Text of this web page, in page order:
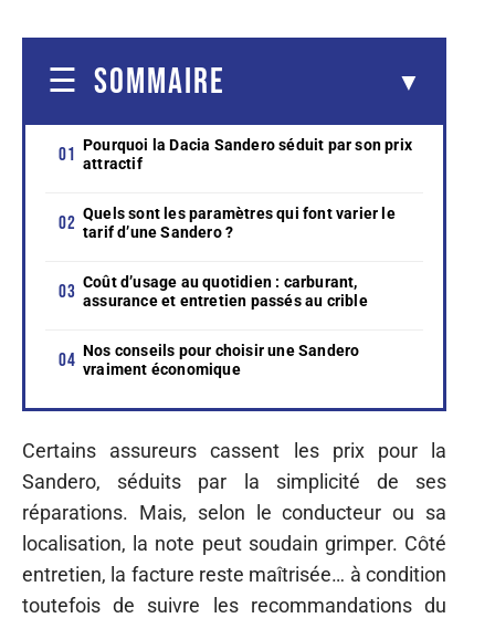
SOMMAIRE
Pourquoi la Dacia Sandero séduit par son prix
attractif
Quels sont les paramètres qui font varier le
tarif d’une Sandero ?
Coût d’usage au quotidien : carburant,
assurance et entretien passés au crible
Nos conseils pour choisir une Sandero
vraiment économique
Certains assureurs cassent les prix pour la
Sandero, séduits par la simplicité de ses
réparations. Mais, selon le conducteur ou sa
localisation, la note peut soudain grimper. Côté
entretien, la facture reste maîtrisée… à condition
toutefois de suivre les recommandations du